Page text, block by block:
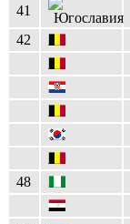
41
42
48